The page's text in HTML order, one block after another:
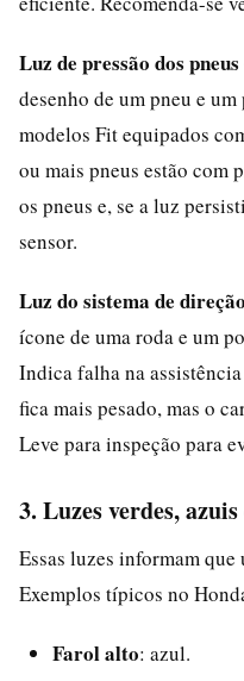
Luz de pressão dos
desenho de um pneu e
modelos Fit equipados
ou mais pneus estão com
os pneus e, se a luz
sensor.
Luz do sistema de
ícone de uma roda e um
Indica falha na
fica mais pesado, mas o
Leve para inspeção para
3. Luzes verdes,
Essas luzes informam que
Exemplos típicos no
Farol alto: azul.